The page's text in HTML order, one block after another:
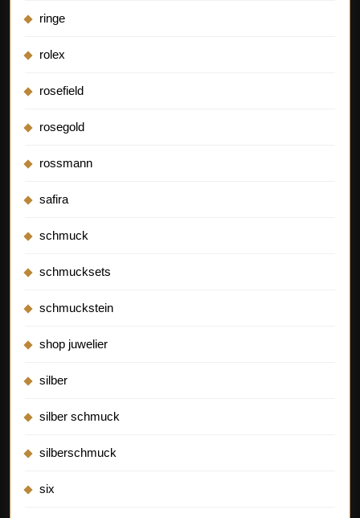
ringe
rolex
rosefield
rosegold
rossmann
safira
schmuck
schmucksets
schmuckstein
shop juwelier
silber
silber schmuck
silberschmuck
six